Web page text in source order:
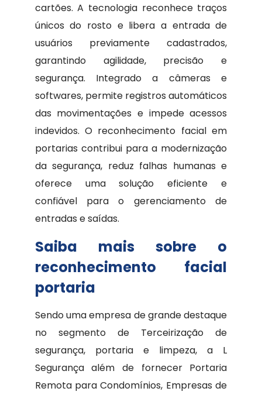
cartões. A tecnologia reconhece traços
únicos do rosto e libera a entrada de
usuários previamente cadastrados,
garantindo agilidade, precisão e
segurança. Integrado a câmeras e
softwares, permite registros automáticos
das movimentações e impede acessos
indevidos. O reconhecimento facial em
portarias contribui para a modernização
da segurança, reduz falhas humanas e
oferece uma solução eficiente e
confiável para o gerenciamento de
entradas e saídas.
Saiba mais sobre o
reconhecimento facial
portaria
Sendo uma empresa de grande destaque
no segmento de Terceirização de
segurança, portaria e limpeza, a L
Segurança além de fornecer Portaria
Remota para Condomínios, Empresas de